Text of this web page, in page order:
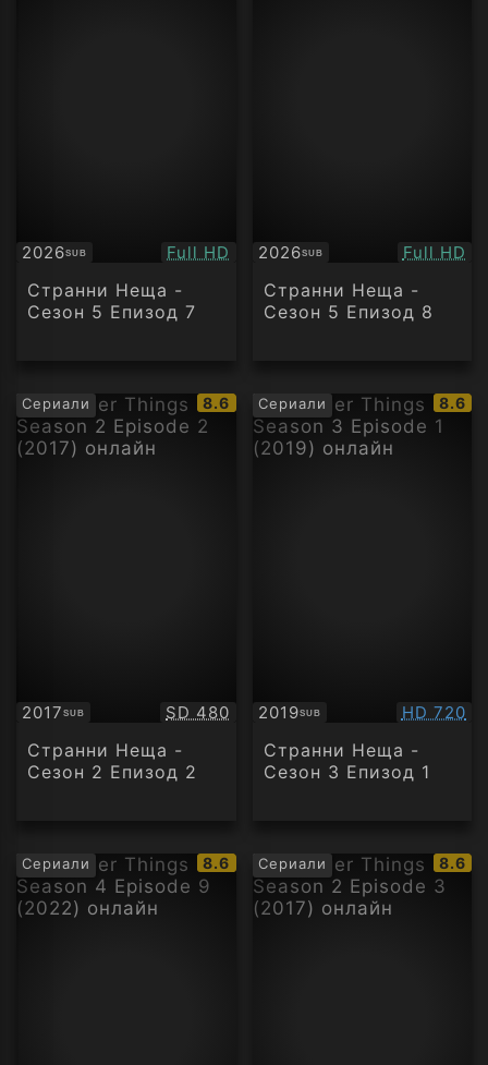
2026SUB
Субтитри Качество:
Full HD
Странни Неща -
Сезон 5 Епизод 7
2026SUB
Субтитри Full HD
Странни Неща -
Сезон 5 Епизод 8
Сериали
IMDb
рейтинг:
8.6
2017SUB
Субтитри Качество:
SD 480
Странни Неща -
Сезон 2 Епизод 2
Сериали
IMDb
8.6
2019SUB
Субтитри HD 720
Странни Неща -
Сезон 3 Епизод 1
Сериали
IMDb
рейтинг:
8.6 Сериали
IMDb
8.6